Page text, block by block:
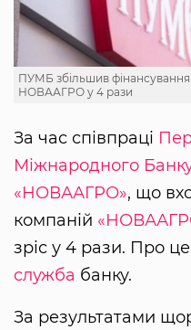
ПУМБ збільшив фінансування
НОВААГРО у 4 рази
За час співпраці
Міжнародного
«НОВААГРО», що
компаній
зріс у 4 рази. Про
служба банку.
За результатами